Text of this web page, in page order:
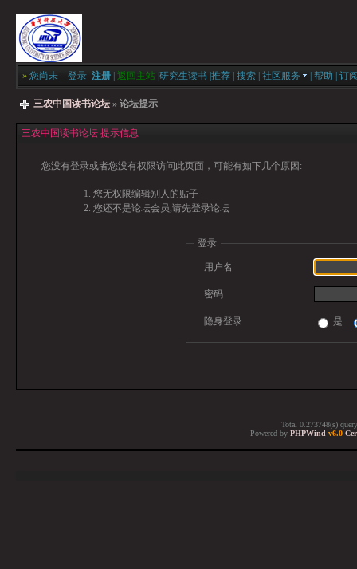
» 您尚未 登录 注册 返回主站 研究生读书 推荐 搜索 社区服务 帮助 订
三农中国读书论坛 » 论坛提示
三农中国读书论坛 提示信息
您没有登录或者您没有权限访问此页面，可能有如下几个原因:
您无权限编辑别人的贴子
您还不是论坛会员,请先登录论坛
登录
用户名
密码
隐身登录 是
Total 0.273748(s)
Powered by PHPWind v6.0